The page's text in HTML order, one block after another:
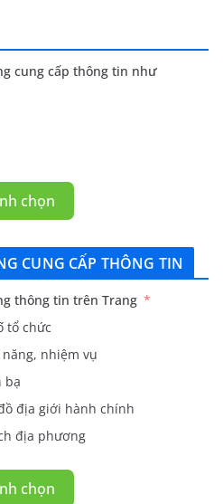
cung cấp thông tin như
chọn
CUNG CẤP THÔNG TIN
thông tin trên Trang
tổ chức
nhiệm vụ
bạ
địa giới hành chính
địa phương
chọn